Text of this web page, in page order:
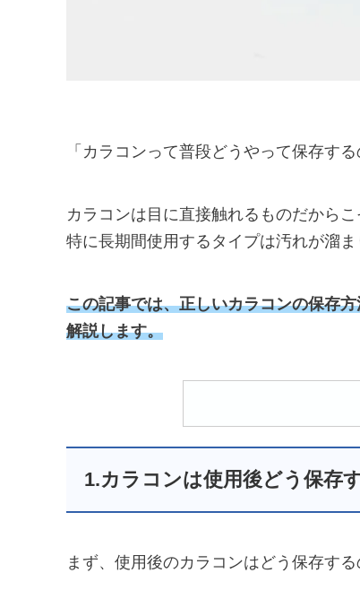
「カラコンって普段どうやって保存す
カラコンは目に直接触れるものだから
特に長期間使用するタイプは汚れが溜
この記事では、正しいカラコンの保存
解説します。
1.カラコンは使用後どう保存
まず、使用後のカラコンはどう保存する